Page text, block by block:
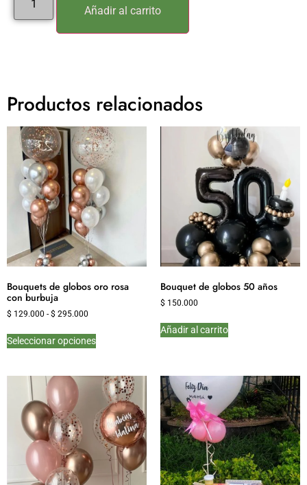
Añadir al carrito
Productos relacionados
Bouquets de globos oro rosa
con burbuja
$ 129.000 - $ 295.000
Seleccionar opciones
Bouquet de globos 50 años
$ 150.000
Añadir al carrito